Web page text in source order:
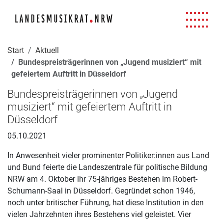
Start
Aktuell
Bundespreisträgerinnen von „Jugend musiziert“ mit
gefeiertem Auftritt in Düsseldorf
Bundespreisträgerinnen von „Jugend
musiziert“ mit gefeiertem Auftritt in
Düsseldorf
05.10.2021
In Anwesenheit vieler prominenter Politiker:innen aus Land
und Bund feierte die Landeszentrale für politische Bildung
NRW am 4. Oktober ihr 75-jähriges Bestehen im Robert-
Schumann-Saal in Düsseldorf. Gegründet schon 1946,
noch unter britischer Führung, hat diese Institution in den
vielen Jahrzehnten ihres Bestehens viel geleistet. Vier